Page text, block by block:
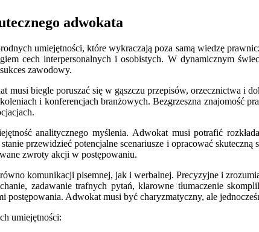
adwokata
umiejętności, które wykraczają poza samą wiedzę
cech interpersonalnych i osobistych. W dynamicznym
zawodowy.
musi biegle poruszać się w gąszczu przepisów, orzecznictwa i
i konferencjach branżowych. Bezgrzeszna znajomość
analitycznego myślenia. Adwokat musi potrafić
przewidzieć potencjalne scenariusze i opracować skuteczną
zwroty akcji w postępowaniu.
komunikacji pisemnej, jak i werbalnej. Precyzyjne i
zadawanie trafnych pytań, klarowne tłumaczenie
postępowania. Adwokat musi być charyzmatyczny, ale
umiejętności: